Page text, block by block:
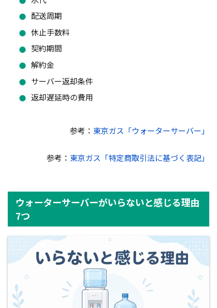
配送周期
休止手数料
契約期間
解約金
サーバー返却条件
返却遅延時の費用
参考： 東京ガス「ウォーターサーバー」
参考： 東京ガス「特定商取引法に基づく表記」
ウォーターサーバーがいらないと感じる理由
7つ